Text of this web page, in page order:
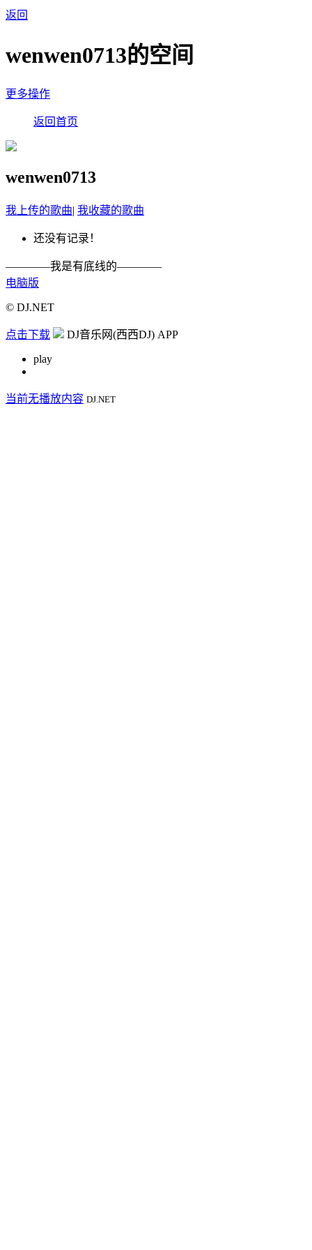
返回
wenwen0713的空间
更多操作
返回首页
wenwen0713
我上传的歌曲| 我收藏的歌曲
还没有记录！
————我是有底线的————
电脑版
© DJ.NET
点击下载 DJ音乐网(西西DJ) APP
play
当前无播放内容 DJ.NET